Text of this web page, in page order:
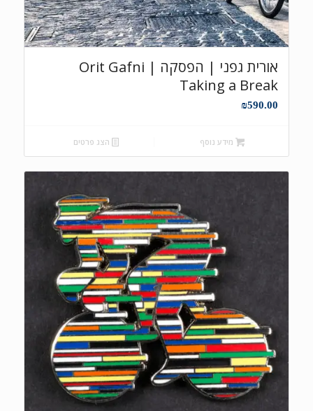
אורית גפני | הפסקה Orit Gafni |
Taking a Break
₪590.00
מידע נוסף הצג פרטים